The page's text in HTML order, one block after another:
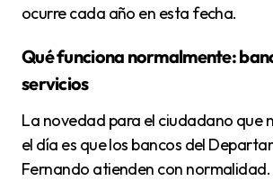
ocurre cada año en esta fecha.
Qué funciona normalmente:
servicios
La novedad para el ciudadano que no quiere perder
el día es que los bancos del
Fernando atienden con